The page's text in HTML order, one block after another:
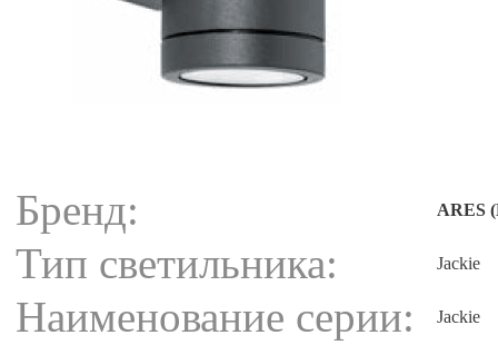
Бренд: ARES
Тип светильника: Jackie
Наименование серии: Jackie